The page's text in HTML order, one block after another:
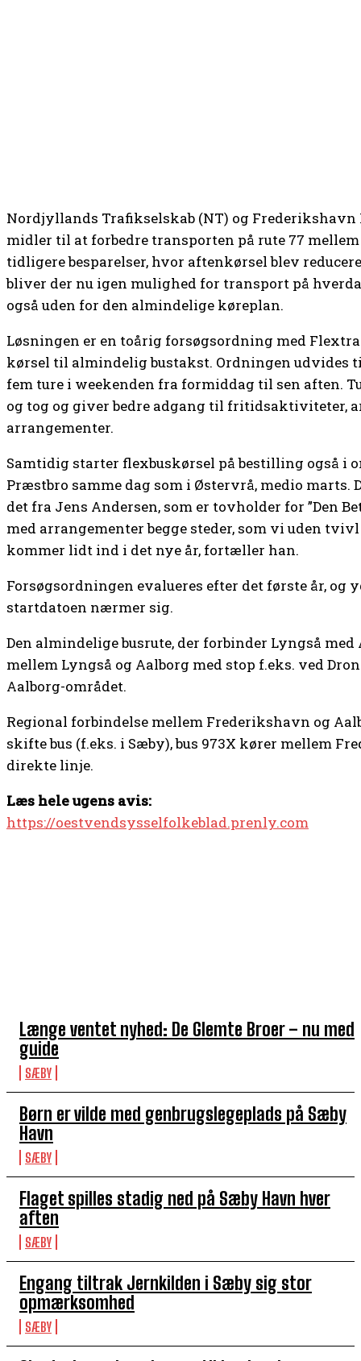
Længe ventet nyhed: De Glemte Broer – nu med
guide
SÆBY
Børn er vilde med genbrugslegeplads på Sæby
Havn
SÆBY
Flaget spilles stadig ned på Sæby Havn hver
aften
SÆBY
Engang tiltrak Jernkilden i Sæby sig stor
opmærksomhed
SÆBY
Nordjyllands Trafikselskab (NT) og Frederikshavn
midler til at forbedre transporten på rute 77
tidligere besparelser, hvor aftenkørsel blev
bliver der nu igen mulighed for transport på
også uden for den almindelige køreplan.
Løsningen er en toårig forsøgsordning med
kørsel til almindelig bustakst. Ordningen udvides
fem ture i weekenden fra formiddag til sen aften.
og tog og giver bedre adgang til fritidsaktiviteter,
arrangementer.
Samtidig starter flexbuskørsel på bestilling også i
Præstbro samme dag som i Østervrå, medio marts.
det fra Jens Andersen, som er tovholder for ”Den
med arrangementer begge steder, som vi uden
kommer lidt ind i det nye år, fortæller han.
Forsøgsordningen evalueres efter det første år,
startdatoen nærmer sig.
Den almindelige busrute, der forbinder Lyngså med
mellem Lyngså og Aalborg med stop f.eks. ved
Aalborg-området.
Regional forbindelse mellem Frederikshavn og
skifte bus (f.eks. i Sæby), bus 973X kører mellem
direkte linje.
Læs hele ugens avis:
https://oestvendsysselfolkeblad.prenly.com